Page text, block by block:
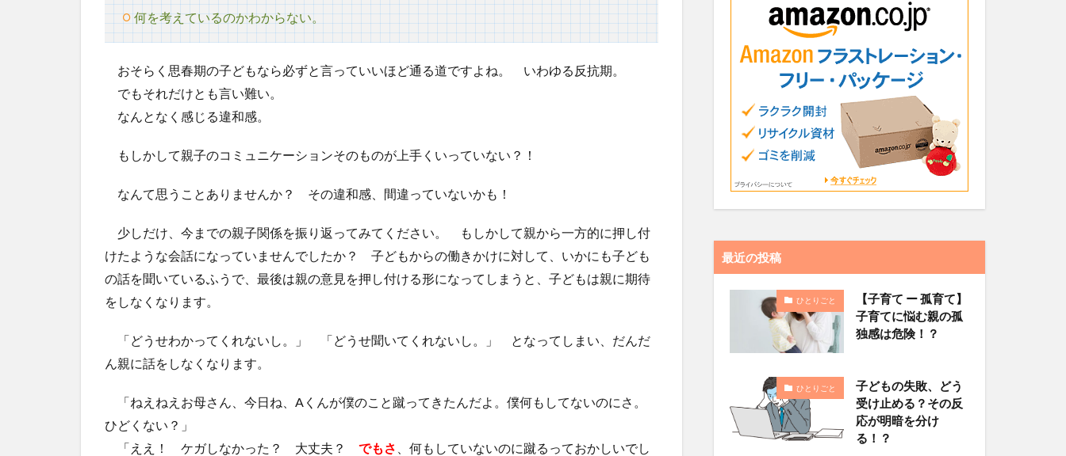
何を考えているのかわからない。
おそらく思春期の子どもなら必ずと言っていいほど通る道ですよね。 いわゆる反抗期。
でもそれだけとも言い難い。
なんとなく感じる違和感。
もしかして親子のコミュニケーションそのものが上手くいっていない？！
なんて思うことありませんか？ その違和感、間違っていないかも！
少しだけ、今までの親子関係を振り返ってみてください。 もしかして親から一方的に押し付
けたような会話になっていませんでしたか？ 子どもからの働きかけに対して、いかにも子ども
の話を聞いているふうで、最後は親の意見を押し付ける形になってしまうと、子どもは親に期待
をしなくなります。
「どうせわかってくれないし。」 「どうせ聞いてくれないし。」 となってしまい、だんだ
ん親に話をしなくなります。
「ねえねえお母さん、今日ね、Aくんが僕のこと蹴ってきたんだよ。僕何もしてないのにさ。
ひどくない？」
「ええ！ ケガしなかった？ 大丈夫？ でもさ
、何もしていないのに蹴るっておかしいでし
最近の投稿
ひとりごと
【子育て ー 孤育て】
子育てに悩む親の孤
独感は危険！？
ひとりごと
子どもの失敗、どう
受け止める？その反
応が明暗を分け
る！？